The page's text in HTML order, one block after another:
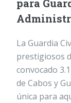
para
La Guardia
prestigiosos
convocado
de Cabos y
única para